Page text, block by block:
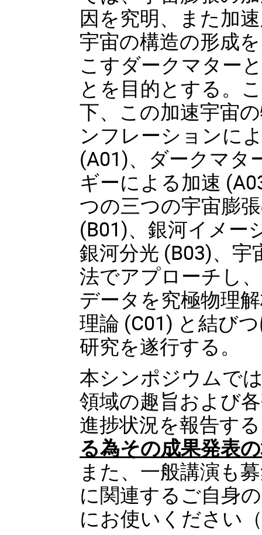
因を究明、また加
宇宙の構造の形成
こすダークマター
とを目的とする。
下、この加速宇宙
ンフレーションに
(A01)、ダークマタ
ギーによる加速
つの三つの宇宙膨
(B01)、銀河イメー
銀河分光 (B03)、
法でアプローチし
データを究極物理
理論 (C01) と結び
研究を遂行する。
本シンポジウムで
領域の趣旨および
進捗状況を報告す
る為その成果発表
また、一般講演も
に関連するご自身
にお使いください